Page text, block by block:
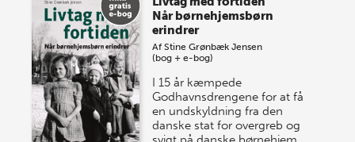
Når børnehjemsbørn
erindrer
AfStine Grønbæk Jensen
(bog + e-bog)
I 15 år kæmpede
Godhavnsdrengene for at få
en und­skyldning fra den
danske stat for overgreb og